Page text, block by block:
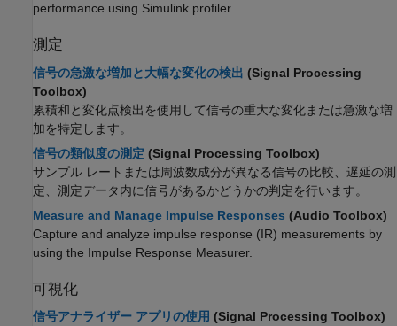
performance using Simulink profiler.
測定
信号の急激な増加と大幅な変化の検出 (Signal Processing
Toolbox)
累積和と変化点検出を使用して信号の重大な変化または急激な増
加を特定します。
信号の類似度の測定 (Signal Processing Toolbox)
サンプル レートまたは周波数成分が異なる信号の比較、遅延の測
定、測定データ内に信号があるかどうかの判定を行います。
Measure and Manage Impulse Responses (Audio Toolbox)
Capture and analyze impulse response (IR) measurements by
using the Impulse Response Measurer.
可視化
信号アナライザー アプリの使用 (Signal Processing Toolbox)